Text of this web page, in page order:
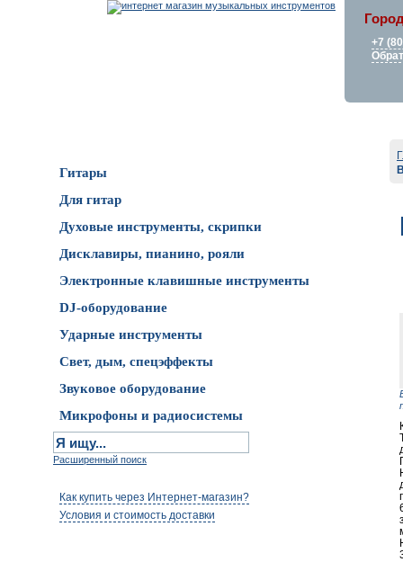
+7
Гитары
Для гитар
Духовые инструменты, скрипки
Дисклавиры, пианино, рояли
Электронные клавишные инструменты
DJ-оборудование
Ударные инструменты
Свет, дым, спецэффекты
Звуковое оборудование
Микрофоны и радиосистемы
Расширенный поиск
Как купить через Интернет-магазин?
Условия и стоимость доставки